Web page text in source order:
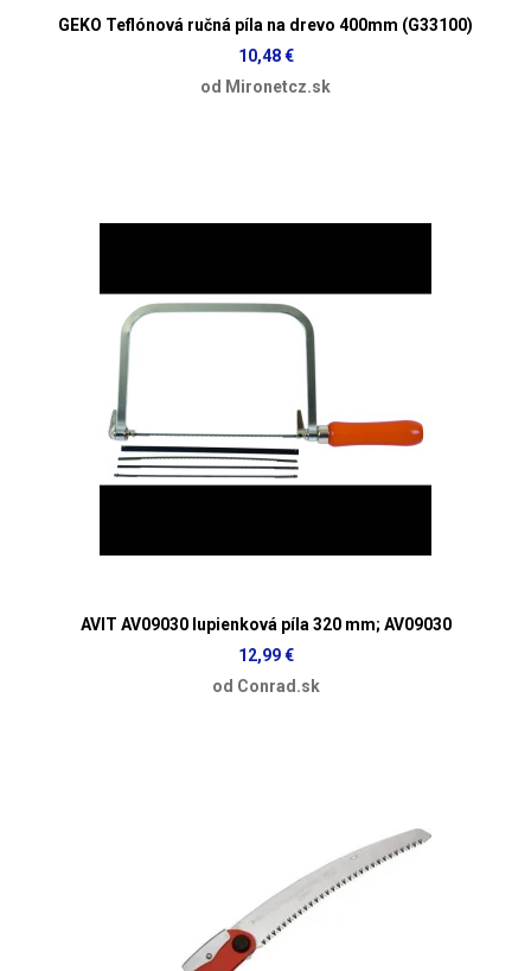
GEKO Teflónová ručná píla na drevo 400mm (G33100)
10,48 €
od Mironetcz.sk
AVIT AV09030 lupienková píla 320 mm; AV09030
12,99 €
od Conrad.sk